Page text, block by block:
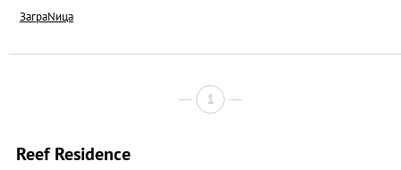
ЗаграNица
1
Reef Residence